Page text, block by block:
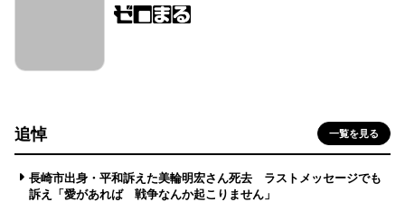
追悼 一覧を見る
長崎市出身・平和訴えた美輪明宏さん死去 ラストメッセージでも
訴え「愛があれば 戦争なんか起こりません」